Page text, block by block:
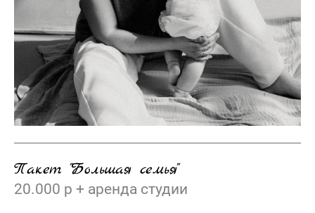
Пакет "Большая семья"
20.000 р + аренда студии